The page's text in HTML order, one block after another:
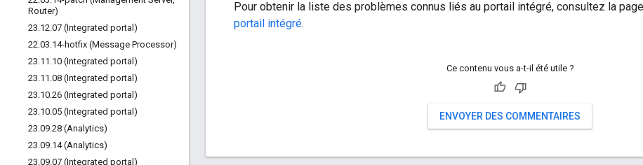
Router)
23.12.07 (Integrated portal)
22.03.14-hotfix (Message Processor)
23.11 .10 (Integrated portal)
23.11 .08 (Integrated portal)
23.10.26 (Integrated portal)
23.10.05 (Integrated portal)
23.09.28 (Analytics)
23.09.14 (Analytics)
23.09.07 (Integrated portal)
Pour obtenir la liste des problèmes connus liés au portail intégré, consultez la page
portail intégré.
Ce contenu vous a-t-il été utile ?
ENVOYER DES COMMENTAIRES